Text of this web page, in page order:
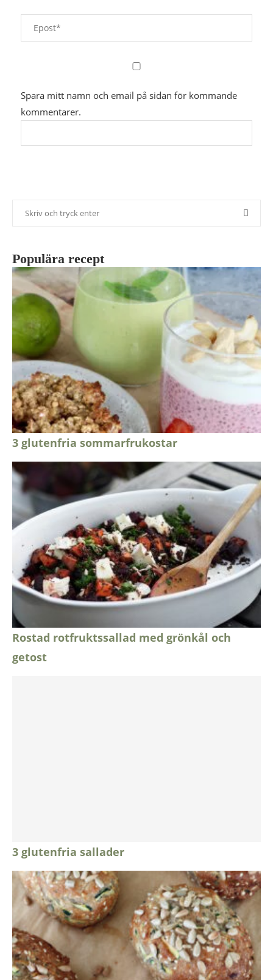
Spara mitt namn och email på sidan för kommande
kommentarer.
Populära recept
3 glutenfria sommarfrukostar
Rostad rotfruktssallad med grönkål och
getost
3 glutenfria sallader